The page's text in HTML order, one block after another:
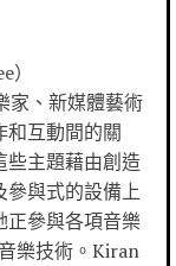
家、新媒體藝術
和互動間的關
些主題藉由創造
參與式的設備上
正參與各項音樂
樂技術。Kiran